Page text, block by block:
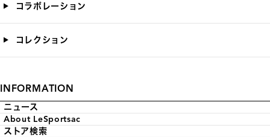
コラボレーション
コレクション
INFORMATION
ニュース
About LeSportsac
ストア検索